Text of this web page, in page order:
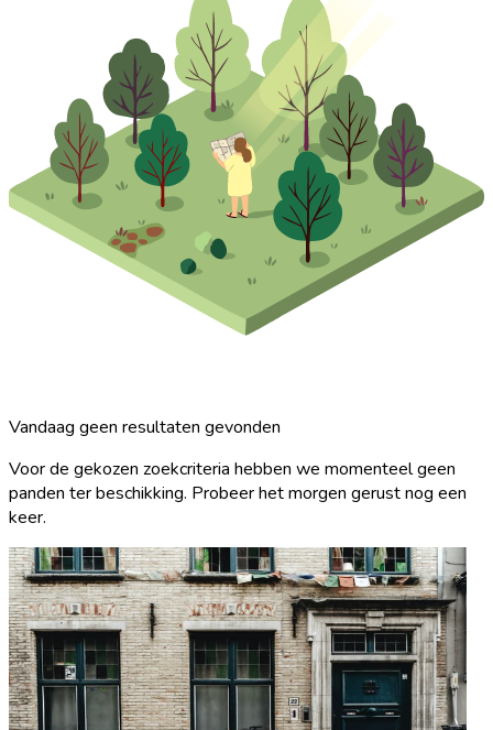
Vandaag geen resultaten gevonden
Voor de gekozen zoekcriteria hebben we momenteel geen
panden ter beschikking. Probeer het morgen gerust nog een
keer.